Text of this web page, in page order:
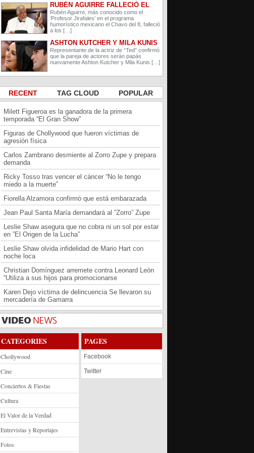
RUBÉN AGUIRRE FALLECIÓ EL
PROFESOR JIRAFALES DE EL
CHAVO DEL 8
Rubén Aguirre, más conocido como el
‘Profesor Jirafales’ en el programa
humorístico mexicano el Chavo del 8, falleció
a los […]
ASHTON KUTCHER Y MILA KUNIS
ESPERAN A SU SEGUNDO HIJO
Representante de la actriz de “Ted” confirmó
que la pareja de actores serán papás
nuevamente Ashton Kutcher y Mila Kunis […]
RECENT TAG CLOUD POPULAR
Milett Figueroa es la ganadora de la primera
temporada “El Gran Show”
Figuras de Chollywood que fueron víctimas de
agresión física
Carlos Zambrano desmiente al Zorro Zupe y prepara
demanda
Ricky Tosso tras vencer el cáncer “No le tengo
miedo a la muerte”
Fiorella Alzamora confirmó que está embarazada
Jean Paul Santa María demandará al ”Zorro” Zupe
Leslie Shaw asegura que no cobra ni un sol por estar
en ”El Origen de la Lucha”
Leslie Shaw olvida infidelidad de Mario Hart con
noche loca
Christian Domínguez arremete contra Leonard León
“Utiliza a sus hijos para promocionarse
Karen Dejo víctima de delincuencia Se llevaron su
mercadería de Gamarra
CATEGORIES
Chollywood
Cine
Conciertos & Fiestas
Cultura
El Valor de la Verdad
Entrevistas y Reportajes
Fotos
PAGES
Facebook
Twitter